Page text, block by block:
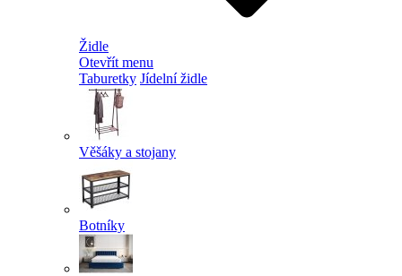
Židle
Otevřít menu
Taburetky Jídelní židle
Věšáky a stojany
Botníky